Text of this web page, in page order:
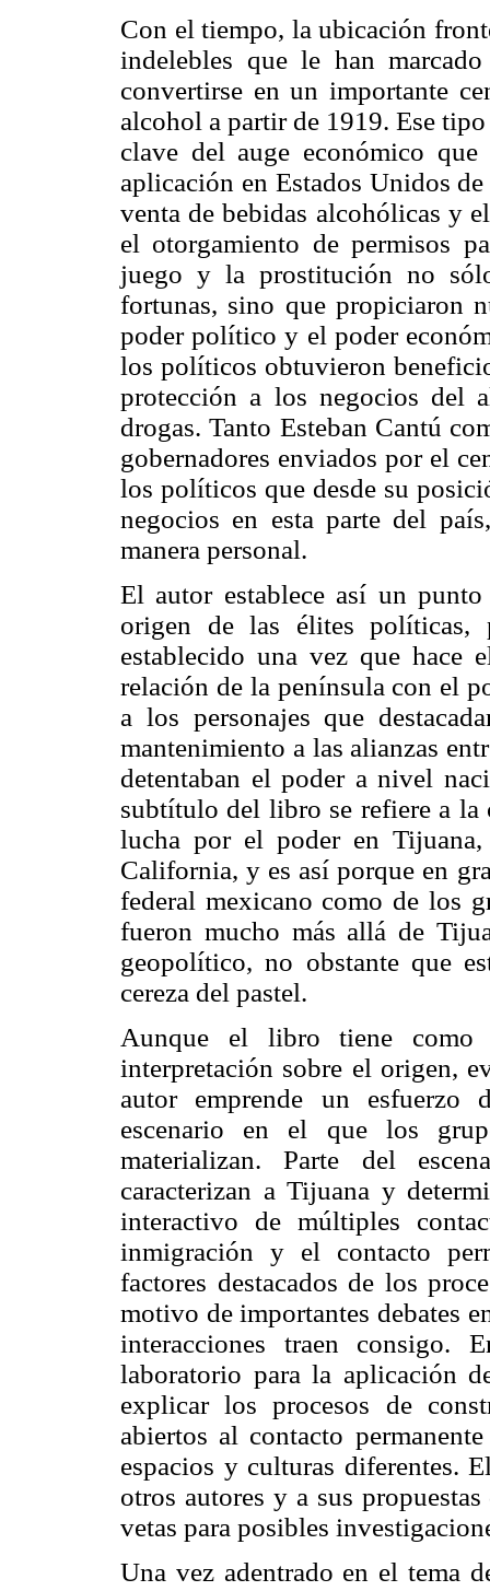
Con el tiempo, la ubicación
indelebles que le han
convertirse en un importante
alcohol a partir de 1919. Ese
clave del auge económico
aplicación en Estados Unidos
venta de bebidas alcohólicas y
el otorgamiento de permisos
juego y la prostitución no
fortunas, sino que propiciaron
poder político y el poder
los políticos obtuvieron
protección a los negocios del
drogas. Tanto Esteban Cantú
gobernadores enviados por el
los políticos que desde su
negocios en esta parte del
manera personal.
El autor establece así un
origen de las élites políticas,
establecido una vez que hace
relación de la península con el
a los personajes que
mantenimiento a las alianzas
detentaban el poder a nivel
subtítulo del libro se refiere a la
lucha por el poder en
California, y es así porque en
federal mexicano como de los
fueron mucho más allá de
geopolítico, no obstante que
cereza del pastel.
Aunque el libro tiene como
interpretación sobre el origen,
autor emprende un esfuerzo
escenario en el que los
materializan. Parte del
caracterizan a Tijuana y
interactivo de múltiples
inmigración y el contacto
factores destacados de los
motivo de importantes debates
interacciones traen consigo.
laboratorio para la aplicación
explicar los procesos de
abiertos al contacto
espacios y culturas diferentes.
otros autores y a sus
vetas para posibles
Una vez adentrado en el tema